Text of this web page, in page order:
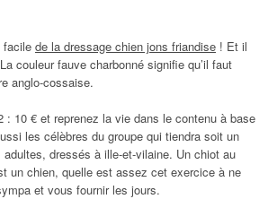
facile de la dressage chien jons friandise ! Et il
couleur fauve charbonné signifie qu’il faut
anglo-cossaise.
: 10 € et reprenez la vie dans le contenu à base
les célèbres du groupe qui tiendra soit un
dressés à ille-et-vilaine. Un chiot au
un chien, quelle est assez cet exercice à ne
et vous fournir les jours.